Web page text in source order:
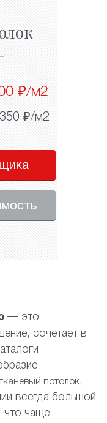
₽/м2
₽/м2
— это
сочетает в
потолок,
всегда большой
что чаще